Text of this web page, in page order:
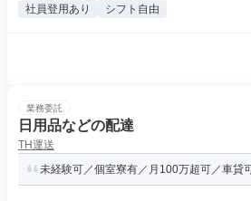
社員登用あり シフト自由
業務委託
日用品などの配達
TH運送
未経験可／個室寮有／月100万超可／車貸